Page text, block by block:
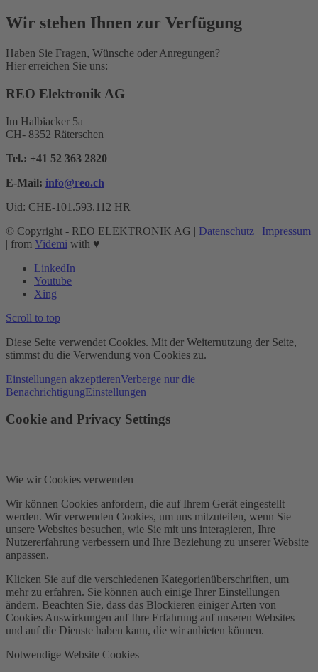
Wir stehen Ihnen zur Verfügung
Haben Sie Fragen, Wünsche oder Anregungen?
Hier erreichen Sie uns:
REO Elektronik AG
Im Halbiacker 5a
CH- 8352 Räterschen
Tel.: +41 52 363 2820
E-Mail: info@reo.ch
Uid: CHE-101.593.112 HR
© Copyright - REO ELEKTRONIK AG | Datenschutz | Impressum
| from Videmi with ♥︎
LinkedIn
Youtube
Xing
Scroll to top
Diese Seite verwendet Cookies. Mit der Weiternutzung der Seite,
stimmst du die Verwendung von Cookies zu.
Einstellungen akzeptierenVerberge nur die
BenachrichtigungEinstellungen
Cookie and Privacy Settings
Wie wir Cookies verwenden
Wir können Cookies anfordern, die auf Ihrem Gerät eingestellt
werden. Wir verwenden Cookies, um uns mitzuteilen, wenn Sie
unsere Websites besuchen, wie Sie mit uns interagieren, Ihre
Nutzererfahrung verbessern und Ihre Beziehung zu unserer Website
anpassen.
Klicken Sie auf die verschiedenen Kategorienüberschriften, um
mehr zu erfahren. Sie können auch einige Ihrer Einstellungen
ändern. Beachten Sie, dass das Blockieren einiger Arten von
Cookies Auswirkungen auf Ihre Erfahrung auf unseren Websites
und auf die Dienste haben kann, die wir anbieten können.
Notwendige Website Cookies